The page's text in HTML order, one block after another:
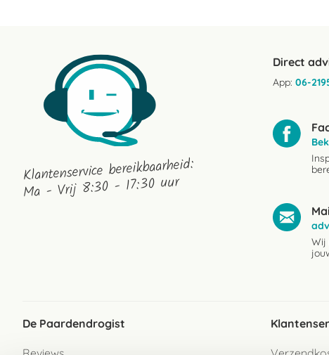
Klantenservice bereikbaarheid:
Ma - Vrij 8:30 - 17:30 uur
Direct
App: 06-
Wij
De Paardendrogist